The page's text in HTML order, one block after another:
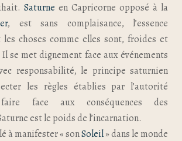
Saturne en Capricorne opposé à la
, est sans complaisance, l’essence
choses comme elles sont, froides et
Il se met dignement face aux événements
responsabilité, le principe saturnien
les règles établies par l’autorité
face aux conséquences des
est le poids de l’incarnation.
à manifester « sonSoleil» dans le monde